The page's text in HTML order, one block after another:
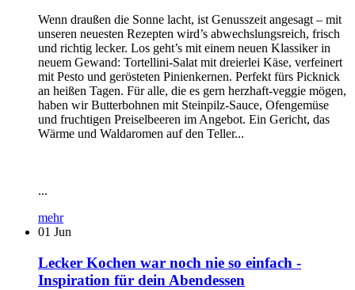
Wenn draußen die Sonne lacht, ist Genusszeit angesagt – mit
unseren neuesten Rezepten wird’s abwechslungsreich, frisch
und richtig lecker. Los geht’s mit einem neuen Klassiker in
neuem Gewand: Tortellini-Salat mit dreierlei Käse, verfeinert
mit Pesto und gerösteten Pinienkernen. Perfekt fürs Picknick
an heißen Tagen. Für alle, die es gern herzhaft-veggie mögen,
haben wir Butterbohnen mit Steinpilz-Sauce, Ofengemüse
und fruchtigen Preiselbeeren im Angebot. Ein Gericht, das
Wärme und Waldaromen auf den Teller...
...
mehr
01 Jun
Lecker Kochen war noch nie so einfach -
Inspiration für dein Abendessen